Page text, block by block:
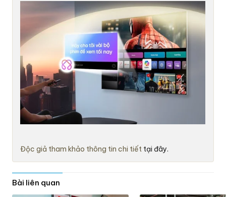
Độc giả tham khảo thông tin chi tiết tại đây.
Bài liên quan